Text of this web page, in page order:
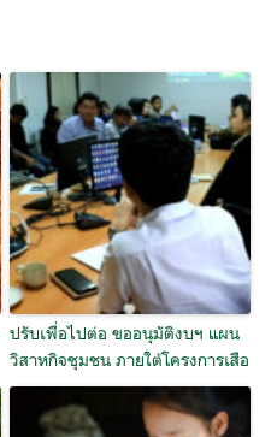
ปรับเพื่อไปต่อ ขออนุมัติงบฯ แผน
วิสาหกิจชุมชน ภายใต้โครงการเสือ